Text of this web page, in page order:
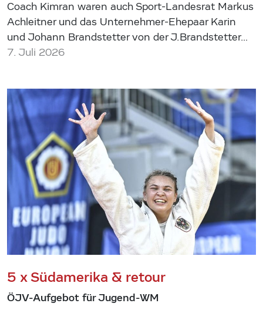
Coach Kimran waren auch Sport-Landesrat Markus
Achleitner und das Unternehmer-Ehepaar Karin
und Johann Brandstetter von der J.Brandstetter…
7. Juli 2026
5 x Südamerika & retour
ÖJV-Aufgebot für Jugend-WM